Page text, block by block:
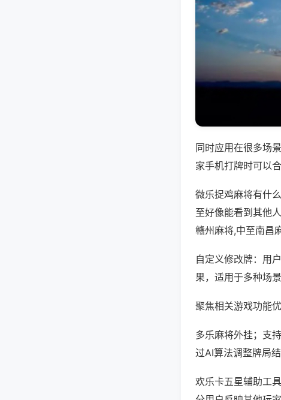
同时应用在很多场
家手机打牌时可以
微乐捉鸡麻将有什
至好像能看到其他
赣州麻将,中至南昌
自定义修改牌：用
果，适用于多种场
聚焦相关游戏功能优
多乐麻将外挂；支
过AI算法调整牌局
欢乐卡五星辅助工